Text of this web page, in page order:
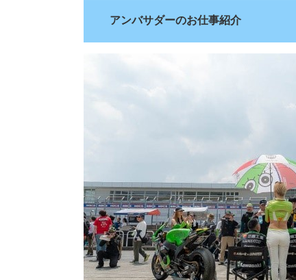
アンバサダーのお仕事紹介